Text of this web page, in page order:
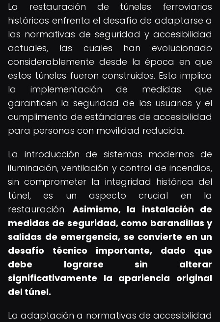
La restauración de túneles ferroviarios
históricos enfrenta el desafío de adaptarse a
las normativas de seguridad y accesibilidad
actuales, las cuales han evolucionado
considerablemente desde la época en que
estos túneles fueron construidos. Esto implica
la implementación de medidas que
garanticen la seguridad de los usuarios y el
cumplimiento de estándares de accesibilidad
para personas con movilidad reducida.
La introducción de sistemas modernos de
iluminación, ventilación y control de incendios,
sin comprometer la integridad histórica del
túnel, es un aspecto crucial en la
restauración. Asimismo, la instalación de
medidas de seguridad, como barandillas y
salidas de emergencia, se convierte en un
desafío técnico importante, dado que
debe lograrse sin alterar
significativamente la apariencia original
del túnel.
La adaptación a normativas de accesibilidad